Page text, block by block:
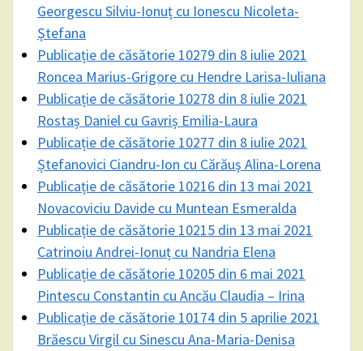
Georgescu Silviu-Ionuț cu Ionescu Nicoleta-
Ștefana
Publicație de căsătorie 10279 din 8 iulie 2021
Roncea Marius-Grigore cu Hendre Larisa-Iuliana
Publicație de căsătorie 10278 din 8 iulie 2021
Rostaș Daniel cu Gavriș Emilia-Laura
Publicație de căsătorie 10277 din 8 iulie 2021
Ștefanovici Ciandru-Ion cu Cărăuș Alina-Lorena
Publicație de căsătorie 10216 din 13 mai 2021
Novacoviciu Davide cu Muntean Esmeralda
Publicație de căsătorie 10215 din 13 mai 2021
Catrinoiu Andrei-Ionuț cu Nandria Elena
Publicație de căsătorie 10205 din 6 mai 2021
Pintescu Constantin cu Ancău Claudia – Irina
Publicație de căsătorie 10174 din 5 aprilie 2021
Brăescu Virgil cu Sinescu Ana-Maria-Denisa